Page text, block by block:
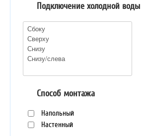
Подключение холодной воды
Способ монтажа
Напольный
Настенный